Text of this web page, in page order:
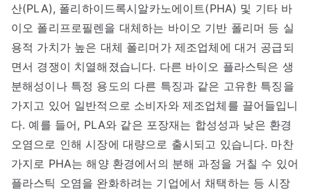
산(PLA), 폴리하이드록시알카노에이트(PHA) 및 기타 바
이오 폴리프로필렌을 대체하는 바이오 기반 폴리머 등 실
용적 가치가 높은 대체 폴리머가 제조업체에 대거 공급되
면서 경쟁이 치열해졌습니다. 다른 바이오 플라스틱은 생
분해성이나 특정 용도의 다른 특징과 같은 고유한 특징을
가지고 있어 일반적으로 소비자와 제조업체를 끌어들입니
다. 예를 들어, PLA와 같은 포장재는 합성성과 낮은 환경
오염으로 인해 시장에 대량으로 출시되고 있습니다. 마찬
가지로 PHA는 해양 환경에서의 분해 과정을 거칠 수 있어
플라스틱 오염을 완화하려는 기업에서 채택하는 등 시장